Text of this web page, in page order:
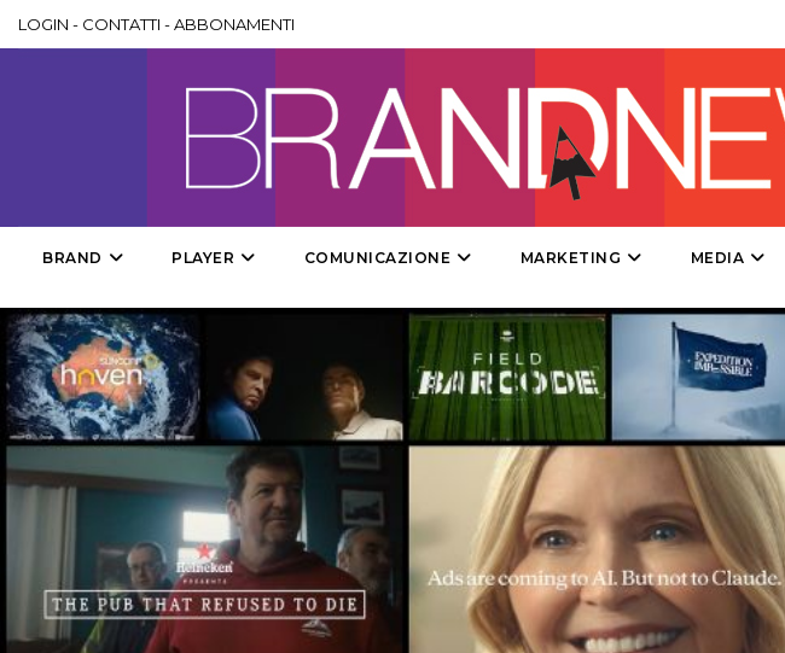
DESIGN
PUNTI VENDITA
CSR
STRATEGIE
LOGIN - CONTATTI -ABBONAMENTI
BRAND PLAYER COMUNICAZIONE MARKETING MEDIA